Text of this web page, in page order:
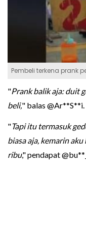
Pembeli terkena prank
"Prank balik aja: duit
beli," balas @Ar**S**i.
"Tapi itu termasuk
biasa aja, kemarin
ribu," pendapat